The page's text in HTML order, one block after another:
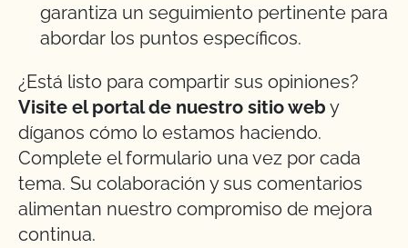
garantiza un seguimiento pertinente para
abordar los puntos específicos.
¿Está listo para compartir sus opiniones?
Visite el portal de nuestro sitio web y
díganos cómo lo estamos haciendo.
Complete el formulario una vez por cada
tema. Su colaboración y sus comentarios
alimentan nuestro compromiso de mejora
continua.